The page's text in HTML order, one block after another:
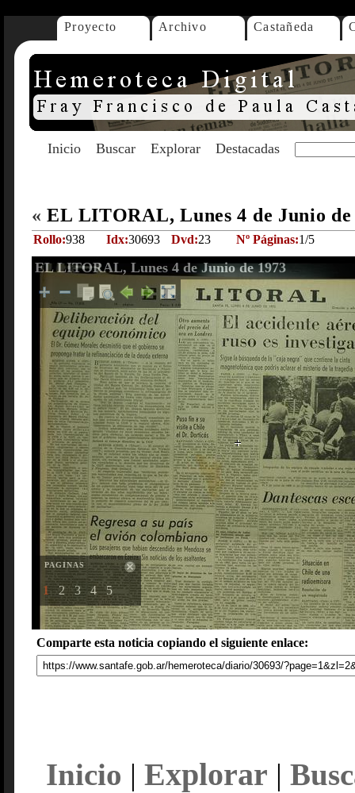
Proyecto Archivo Castañeda
Inicio Buscar Explorar Destacadas
« EL LITORAL, Lunes 4 de Junio
Rollo:938 Idx:30693 Dvd:23 Nº Páginas:1/5
EL LITORAL, Lunes 4 de Junio de 1973
PAGINAS
1 2 3 4 5
Comparte esta noticia copiando el siguiente enlace:
Inicio | Explorar |